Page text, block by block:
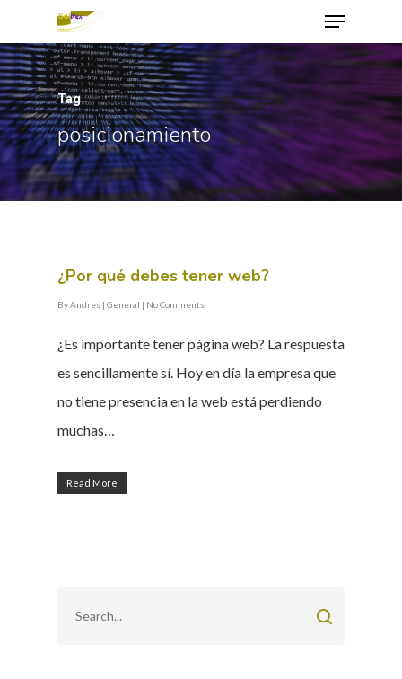
Hit enter to search or ESC to close
Tag
posicionamiento
¿Por qué debes tener web?
ByAndres | General | No Comments
¿Es importante tener página web? La respuesta
es sencillamente sí. Hoy en día la empresa que
no tiene presencia en la web está perdiendo
muchas…
Read More